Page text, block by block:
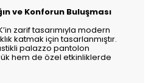
ve Konforun Buluşması
zarif tasarımıyla modern
katmak için tasarlanmıştır.
palazzo pantolon
hem de özel etkinliklerde